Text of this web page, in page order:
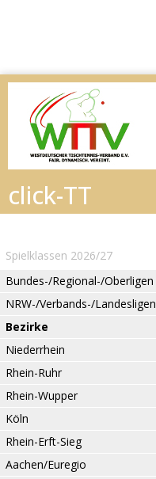
Spielklassen 2026/27
Bundes-/Regional-/Oberligen
NRW-/Verbands-/Landesligen
Bezirke
Niederrhein
Rhein-Ruhr
Rhein-Wupper
Köln
Rhein-Erft-Sieg
Aachen/Euregio